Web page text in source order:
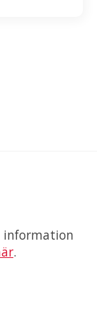
information
.